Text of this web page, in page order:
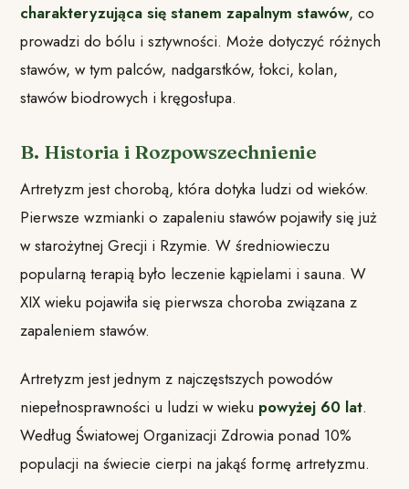
charakteryzująca się stanem zapalnym stawów, co
prowadzi do bólu i sztywności. Może dotyczyć różnych
stawów, w tym palców, nadgarstków, łokci, kolan,
stawów biodrowych i kręgosłupa.
B. Historia i Rozpowszechnienie
Artretyzm jest chorobą, która dotyka ludzi od wieków.
Pierwsze wzmianki o zapaleniu stawów pojawiły się już
w starożytnej Grecji i Rzymie. W średniowieczu
popularną terapią było leczenie kąpielami i sauna. W
XIX wieku pojawiła się pierwsza choroba związana z
zapaleniem stawów.
Artretyzm jest jednym z najczęstszych powodów
niepełnosprawności u ludzi w wieku powyżej 60 lat.
Według Światowej Organizacji Zdrowia ponad 10%
populacji na świecie cierpi na jakąś formę artretyzmu.